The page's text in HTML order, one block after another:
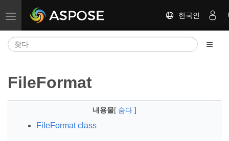
탐색 전환 한국인
FileFormat
내용물[ 숨다 ]
FileFormat class